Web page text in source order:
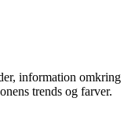
information omkring
trends og farver.